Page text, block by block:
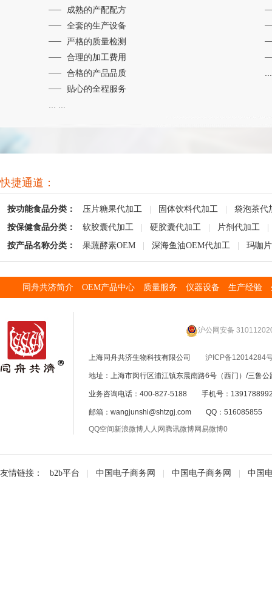
成熟的产配配方
全套的生产设备
严格的质量检测
合理的加工费用
合格的产品品质
贴心的全程服务
快捷通道：
按功能食品分类： 压片糖果代加工 固体饮料代加工
袋泡茶代
按保健食品分类：
软胶囊代加工 硬胶囊代加工 片剂代加工
按产品名称分类：
果蔬酵素OEM 深海鱼油OEM代加工 玛咖
同舟共济简介 OEM产品中心 质量服务 仪器设备 生产经验
沪公网安备
上海同舟共济生物科技有限公司 沪ICP备12014284
地址：上海市闵行区浦江镇东晨南路6号（西门）/三鲁
业务咨询电话：400-827-5188 手机号：
邮箱：wangjunshi@shtzgj.com QQ：516085855
QQ空间 新浪微博人人网 腾讯微博网易微博0
友情链接： b2b平台 中国电子商务网 中国电子商务网 中国